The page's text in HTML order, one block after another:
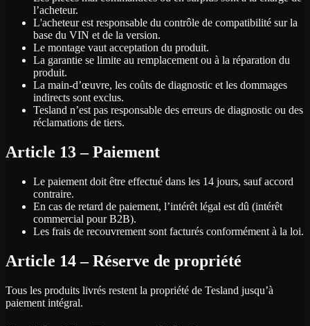
l’acheteur.
L'acheteur est responsable du contrôle de compatibilité sur la
base du VIN et de la version.
Le montage vaut acceptation du produit.
La garantie se limite au remplacement ou à la réparation du
produit.
La main-d’œuvre, les coûts de diagnostic et les dommages
indirects sont exclus.
Tesland n’est pas responsable des erreurs de diagnostic ou des
réclamations de tiers.
Article 13 – Paiement
Le paiement doit être effectué dans les 14 jours, sauf accord
contraire.
En cas de retard de paiement, l’intérêt légal est dû (intérêt
commercial pour B2B).
Les frais de recouvrement sont facturés conformément à la loi.
Article 14 – Réserve de propriété
Tous les produits livrés restent la propriété de Tesland jusqu’à
paiement intégral.